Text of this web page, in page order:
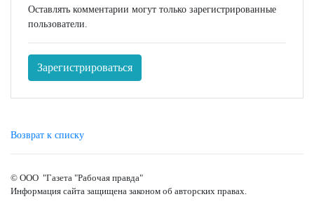
Оставлять комментарии могут только зарегистрированные
пользователи.
Зарегистрироваться
Возврат к списку
© ООО "Газета "Рабочая правда"
Информация сайта защищена законом об авторских правах.